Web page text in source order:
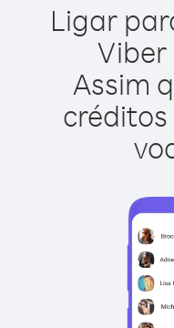
Ligar
Viber
Assim